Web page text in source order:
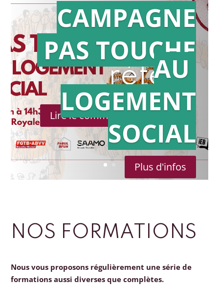
Action en
référé
Lire le communiqué de presse
CAMPAGNE
PAS TOUCHE
AU
LOGEMENT
SOCIAL
Plus d'infos
NOS FORMATIONS
Nous vous proposons régulièrement une série de
formations aussi diverses que complètes.